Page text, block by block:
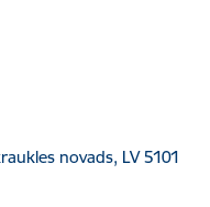
novads, LV 5101